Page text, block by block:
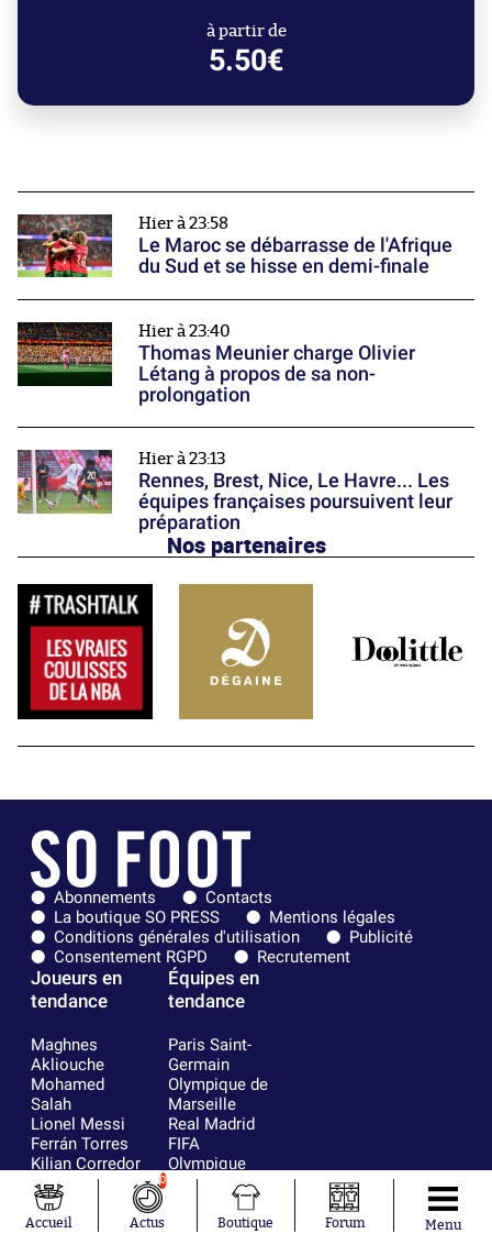
à partir de
5.50€
Hier à 23:58
Le Maroc se débarrasse de l'Afrique
du Sud et se hisse en demi-finale
Hier à 23:40
Thomas Meunier charge Olivier
Létang à propos de sa non-
prolongation
Hier à 23:13
Rennes, Brest, Nice, Le Havre... Les
équipes françaises poursuivent leur
préparation
Nos partenaires
Abonnements
Contacts
La boutique SO PRESS
Mentions légales
Conditions générales d'utilisation
Publicité
Consentement RGPD
Recrutement
Joueurs en
tendance
Maghnes
Akliouche
Mohamed
Salah
Lionel Messi
Ferrán Torres
Kilian Corredor
Franco
Mastantuono
Orel Mangala
Équipes en
tendance
Paris Saint-
Germain
Olympique de
Marseille
Real Madrid
FIFA
Olympique
lyonnais
AS Monaco
FC Barcelone
Accueil
0
Actus Boutique Forum Menu